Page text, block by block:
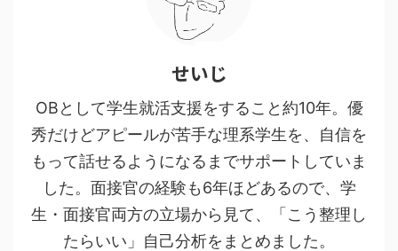
せいじ
OBとして学生就活支援をすること約10年。優
秀だけどアピールが苦手な理系学生を、自信を
もって話せるようになるまでサポートしていま
した。面接官の経験も6年ほどあるので、学
生・面接官両方の立場から見て、「こう整理し
たらいい」自己分析をまとめました。